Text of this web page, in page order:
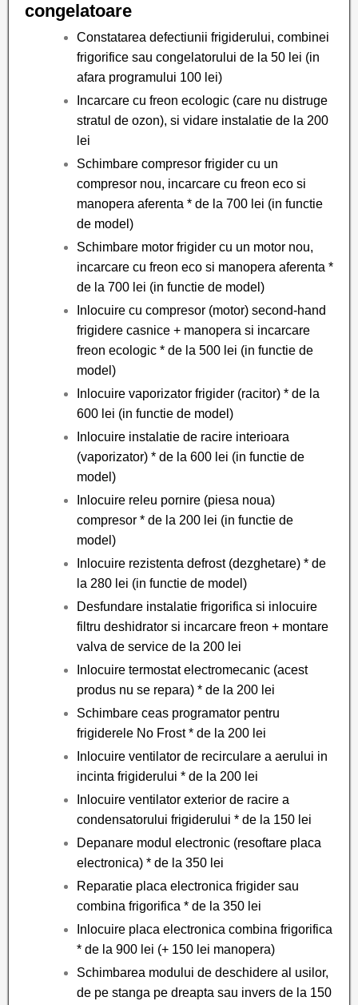
congelatoare
Constatarea defectiunii frigiderului, combinei
frigorifice sau congelatorului de la 50 lei (in
afara programului 100 lei)
Incarcare cu freon ecologic (care nu distruge
stratul de ozon), si vidare instalatie de la 200
lei
Schimbare compresor frigider cu un
compresor nou, incarcare cu freon eco si
manopera aferenta * de la 700 lei (in functie
de model)
Schimbare motor frigider cu un motor nou,
incarcare cu freon eco si manopera aferenta *
de la 700 lei (in functie de model)
Inlocuire cu compresor (motor) second-hand
frigidere casnice + manopera si incarcare
freon ecologic * de la 500 lei (in functie de
model)
Inlocuire vaporizator frigider (racitor) * de la
600 lei (in functie de model)
Inlocuire instalatie de racire interioara
(vaporizator) * de la 600 lei (in functie de
model)
Inlocuire releu pornire (piesa noua)
compresor * de la 200 lei (in functie de
model)
Inlocuire rezistenta defrost (dezghetare) * de
la 280 lei (in functie de model)
Desfundare instalatie frigorifica si inlocuire
filtru deshidrator si incarcare freon + montare
valva de service de la 200 lei
Inlocuire termostat electromecanic (acest
produs nu se repara) * de la 200 lei
Schimbare ceas programator pentru
frigiderele No Frost * de la 200 lei
Inlocuire ventilator de recirculare a aerului in
incinta frigiderului * de la 200 lei
Inlocuire ventilator exterior de racire a
condensatorului frigiderului * de la 150 lei
Depanare modul electronic (resoftare placa
electronica) * de la 350 lei
Reparatie placa electronica frigider sau
combina frigorifica * de la 350 lei
Inlocuire placa electronica combina frigorifica
* de la 900 lei (+ 150 lei manopera)
Schimbarea modului de deschidere al usilor,
de pe stanga pe dreapta sau invers de la 150